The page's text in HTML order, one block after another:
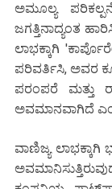
ಅಮೂಲ್ಯ
ಜಗತ್ತಿನಾದ್ಯಂತ
ಲಾಭಕ್ಕಾಗಿ
ಪರಿವರ್ತಿಸಿ, ಅವರ
ಪರಂಪರೆ ಮತ್ತು
ಅವಮಾನವಾಗಿದೆ
ವಾಣಿಜ್ಯ ಲಾಭಕ್ಕಾಗಿ